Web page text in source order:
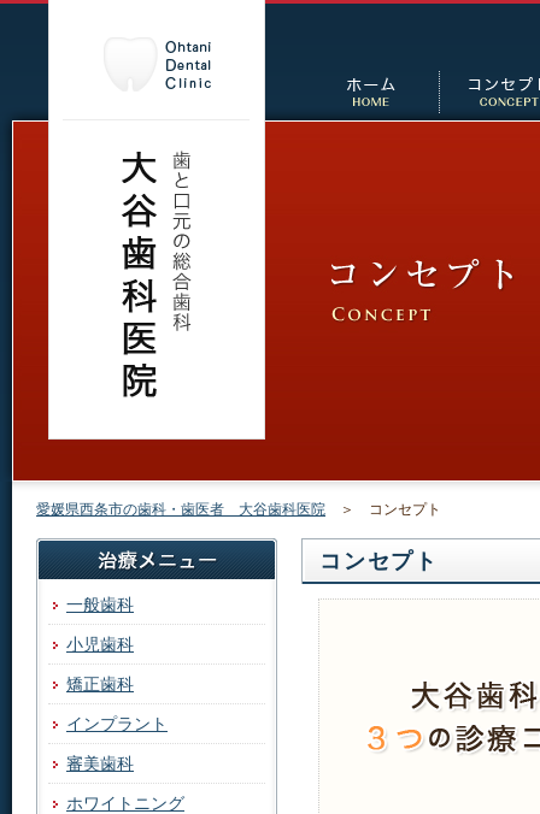
愛媛県西条市の歯科・歯医者 大谷歯科医院 ＞ コンセプト
コンセプト
一般歯科
小児歯科
矯正歯科
インプラント
審美歯科
ホワイトニング